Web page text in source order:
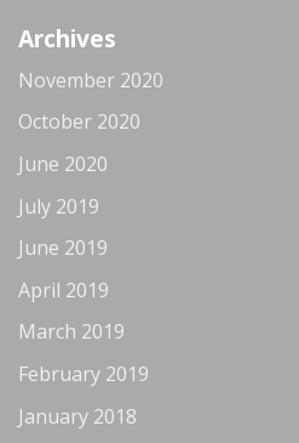
Archives
November 2020
October 2020
June 2020
July 2019
June 2019
April 2019
March 2019
February 2019
January 2018